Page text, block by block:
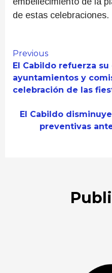
de estas celebraciones.
Continue
Reading
Previous
El Cabildo refuerza
ayuntamientos y
celebración de las
El Cabildo
preventivas